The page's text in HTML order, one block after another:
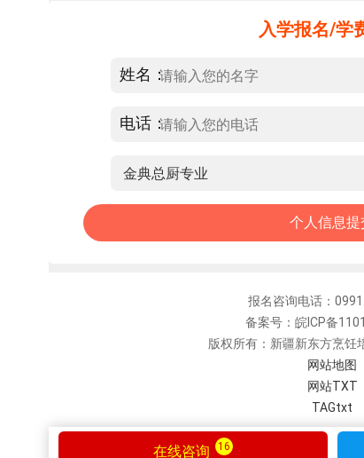
入学报名/学
姓名：
电话：
报名咨询电话：
备案号：皖ICP备
版权所有：新疆新东方烹饪
网站地图
网站TXT
TAGtxt
在线咨询 12